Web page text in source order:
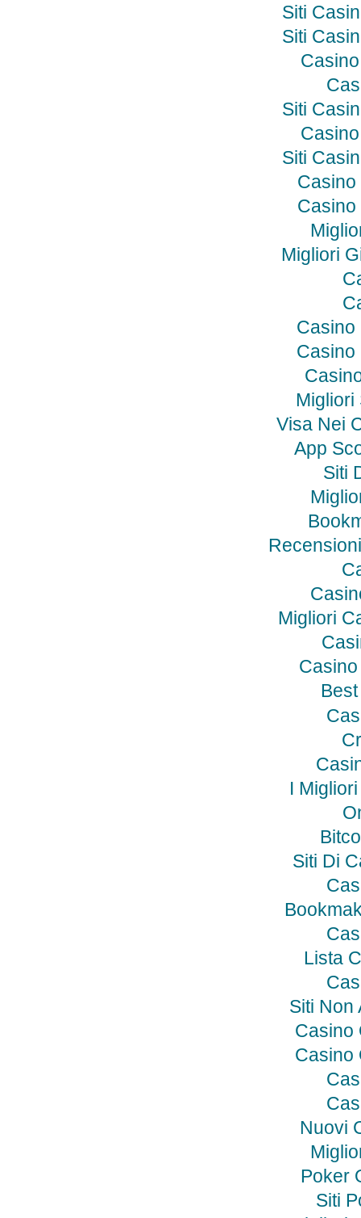
Siti
Siti
Siti
Siti
Casino
Casino
Migliori
Casino
Casino
Migliori
Visa Nei
App
Siti
Migliori
I
Siti Di
Lista
Siti Non
Casino
Casino
Nuovi
Poker
Siti